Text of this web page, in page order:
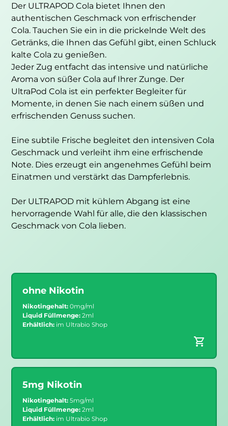
Der ULTRAPOD Cola bietet Ihnen den
authentischen Geschmack von erfrischender
Cola. Tauchen Sie ein in die prickelnde Welt des
Getränks, die Ihnen das Gefühl gibt, einen Schluck
kalte Cola zu genießen.
Jeder Zug entfacht das intensive und natürliche
Aroma von süßer Cola auf Ihrer Zunge. Der
UltraPod Cola ist ein perfekter Begleiter für
Momente, in denen Sie nach einem süßen und
erfrischenden Genuss suchen.
Eine subtile Frische begleitet den intensiven Cola
Geschmack und verleiht ihm eine erfrischende
Note. Dies erzeugt ein angenehmes Gefühl beim
Einatmen und verstärkt das Dampferlebnis.
Der ULTRAPOD mit kühlem Abgang ist eine
hervorragende Wahl für alle, die den klassischen
Geschmack von Cola lieben.
ohne Nikotin
Nikotingehalt: 0mg/ml
Liquid Füllmenge: 2ml
Erhältlich: im Ultrabio Shop
5mg Nikotin
Nikotingehalt: 5mg/ml
Liquid Füllmenge: 2ml
Erhältlich: im Ultrabio Shop